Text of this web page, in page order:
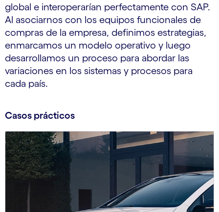
global e interoperarían perfectamente con SAP.
Al asociarnos con los equipos funcionales de
compras de la empresa, definimos estrategias,
enmarcamos un modelo operativo y luego
desarrollamos un proceso para abordar las
variaciones en los sistemas y procesos para
cada país.
Casos prácticos